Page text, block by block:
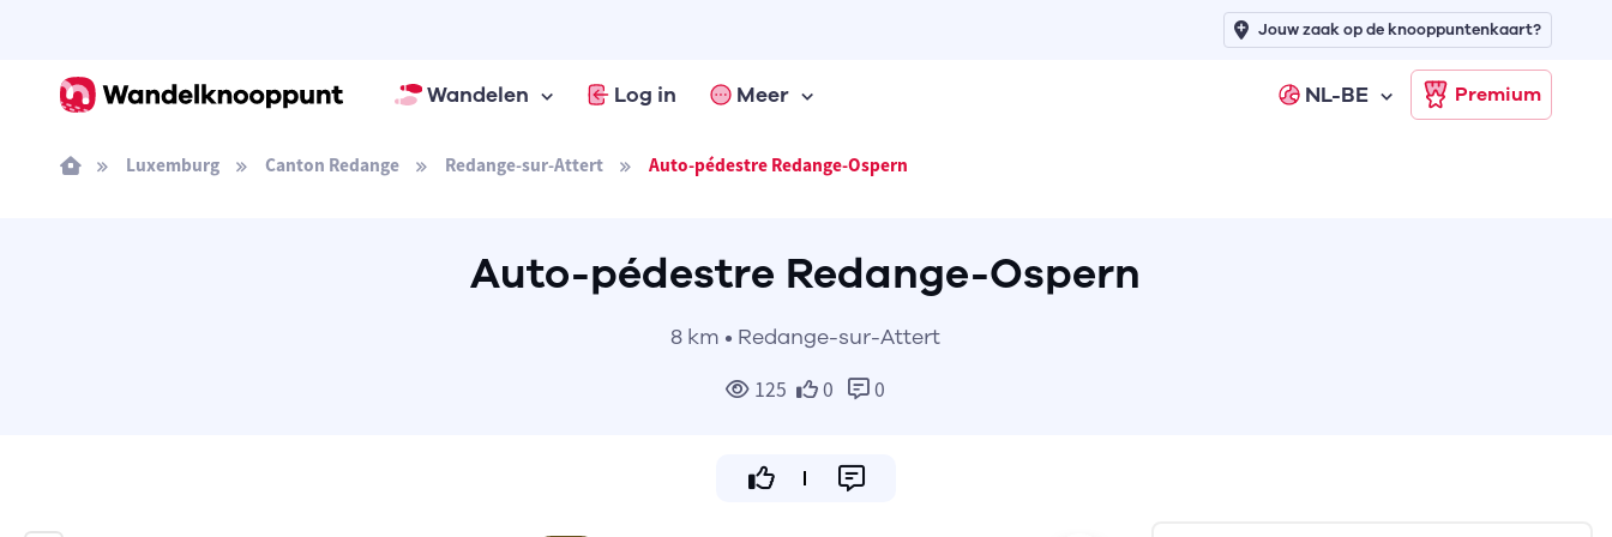
Wandelen Log in Meer NL-BE Premium
Jouw zaak op de knooppuntenkaart?
Luxemburg Canton Redange Redange-sur-Attert Auto-pédestre Redange-Ospern
Auto-pédestre Redange-Ospern
8 km • Redange-sur-Attert
125 0 0